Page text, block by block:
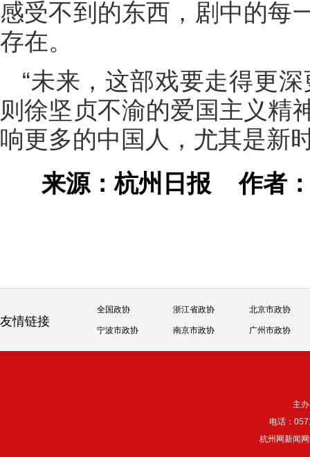
感受不到的东西，剧中的每
存在。
“未来，这部戏要走得更
则徐坚贞不渝的爱国主义精
响更多的中国人，尤其是新
来源：杭州日报作者
友情链接
全国政协 浙江省政协 北京市政协
宁波市政协 南京市政协 广州市政协
主
电话：
杭州网新闻